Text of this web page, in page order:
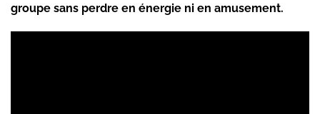
groupe sans perdre en énergie ni en amusement.